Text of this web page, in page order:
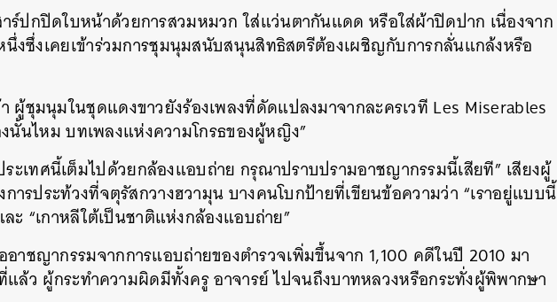
ร์ปกปิดใบหน้าด้วยการสวมหมวก ใส่แว่นตากันแดด หรือใส่ผ้าปิดปาก เนื่องจาก
นึ่งซึ่งเคยเข้าร่วมการชุมนุมสนับสนุนสิทธิสตรีต้องเผชิญกับการกลั่นแกล้งหรือ
ผู้ชุมนุมในชุดแดงขาวยังร้องเพลงที่ดัดแปลงมาจากละครเวที Les Miserables
งนั้นไหม บทเพลงแห่งความโกรธของผู้หญิง”
ะเทศนี้เต็มไปด้วยกล้องแอบถ่าย กรุณาปราบปรามอาชญากรรมนี้เสียที” เสียงผู้
ารประท้วงที่จตุรัสกวางฮวามุน บางคนโบกป้ายที่เขียนข้อความว่า “เราอยู่แบบนี้
ะ “เกาหลีใต้เป็นชาติแห่งกล้องแอบถ่าย”
อาชญากรรมจากการแอบถ่ายของตำรวจเพิ่มขึ้นจาก 1,100 คดีในปี 2010 มา
ล้ว ผู้กระทำความผิดมีทั้งครู อาจารย์ ไปจนถึงบาทหลวงหรือกระทั่งผู้พิพากษา